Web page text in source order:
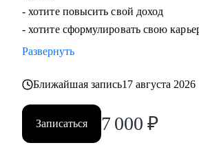
- хотите повысить свой доход
- хотите сформулировать свою
Развернуть
Ближайшая запись17 августа 2026
Записаться 7 000 ₽